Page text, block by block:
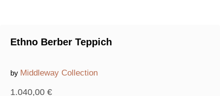
Ethno Berber Teppich
by Middleway Collection
1.040,00 €